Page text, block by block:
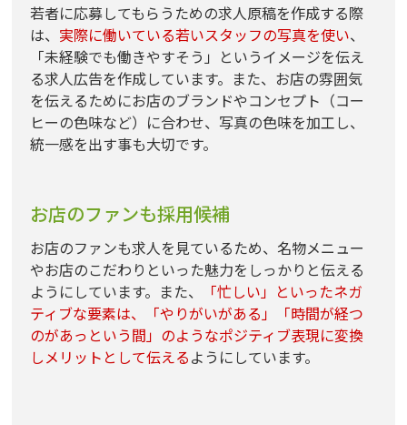
若者に応募してもらうための求人原稿を作成する際
は、 実際に働いている若いスタッフの写真を使い、
「未経験でも働きやすそう」というイメージを伝え
る求人広告を作成しています。また、お店の雰囲気
を伝えるためにお店のブランドやコンセプト（コー
ヒーの色味など）に合わせ、写真の色味を加工し、
統一感を出す事も大切です。
お店のファンも採用候補
お店のファンも求人を見ているため、名物メニュー
やお店のこだわりといった魅力をしっかりと伝える
ようにしています。また、
「忙しい」といったネガ
ティブな要素は、「やりがいがある」「時間が経つ
のがあっという間」のようなポジティブ表現に変換
しメリットとして伝えるようにしています。